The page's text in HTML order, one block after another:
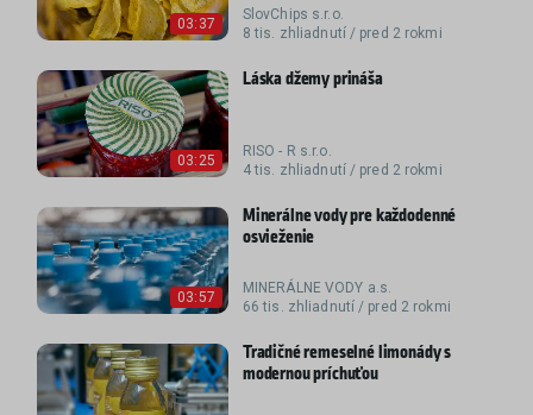
03:37
SlovChips s.r.o.
8 tis. zhliadnutí / pred 2 rokmi
03:25
Láska džemy prináša
RISO - R s.r.o.
4 tis. zhliadnutí / pred 2 rokmi
03:57
Minerálne vody pre každodenné
osvieženie
MINERÁLNE VODY a.s.
66 tis. zhliadnutí / pred 2 rokmi
Tradičné remeselné limonády s
modernou príchuťou